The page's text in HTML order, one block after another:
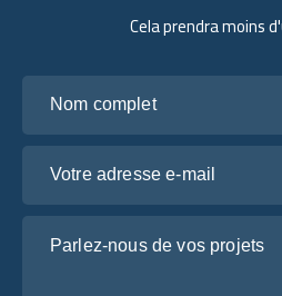
Cela prendra moins